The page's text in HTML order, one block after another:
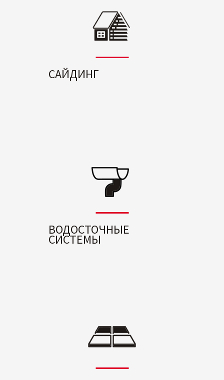
САЙДИНГ
ВОДОСТОЧНЫЕ
СИСТЕМЫ